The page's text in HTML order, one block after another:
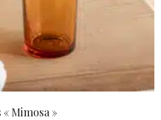
Mimosa »